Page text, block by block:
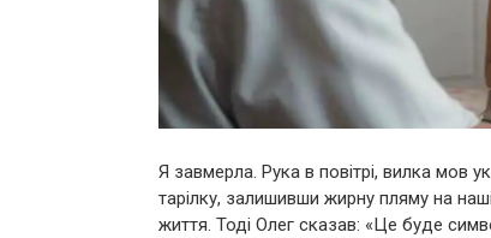
Я завмерла. Рука в повітрі, вилка мов
тарілку, залишивши жирну пляму на
життя. Тоді Олег сказав: «Це буде